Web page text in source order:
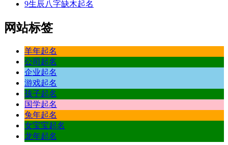
9生辰八字缺木起名
网站标签
羊年起名
公司起名
企业起名
游戏起名
孩子起名
国学起名
兔年起名
女宝宝起名
龙年起名